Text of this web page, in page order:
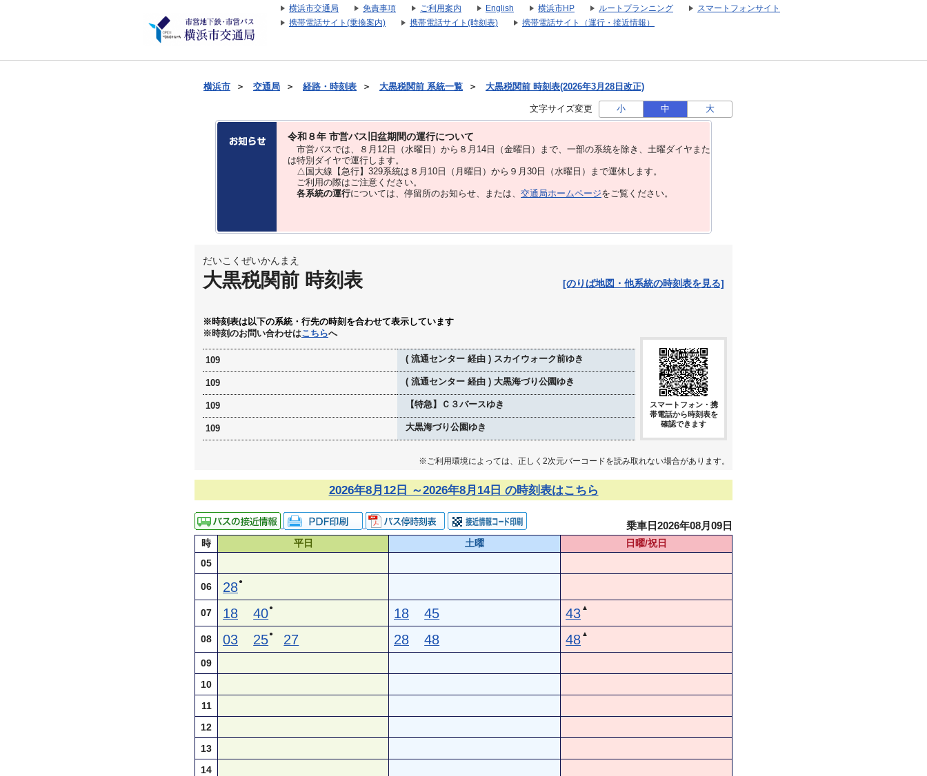
横浜市交通局 免責事項 ご利用案内 English 横浜市HP ルートプランニング
スマートフォンサイト
携帯電話サイト(乗換案内)
携帯電話サイト(時刻表) 携帯電話サイト（運行・接近情報）
横浜市 ＞ 交通局 ＞ 経路・時刻表 ＞ 大黒税関前 系統一覧 ＞ 大黒税関前 時刻表(2026年3月28日改正)
文字サイズ変更 小 中 大
令和８年 市営バス旧盆期間の運行について
市営バスでは、８⽉12⽇（水曜日）から８⽉14⽇（金曜日）まで、⼀部の系統を除き、⼟曜ダイヤまた
は特別ダイヤで運⾏します。
△国大線【急行】329系統は８月10日（月曜日）から９月30日（水曜日）まで運休します。
ご利用の際はご注意ください。
各系統の運行については、停留所のお知らせ、または、 交通局ホームページをご覧ください。
だいこくぜいかんまえ
大黒税関前 時刻表 [のりば地図・他系統の時刻表を見る]
※時刻表は以下の系統・行先の時刻を合わせて表示しています
※時刻のお問い合わせはこちらへ
109 ( 流通センター 経由 ) スカイウォーク前ゆき
109 ( 流通センター 経由 ) 大黒海づり公園ゆき
109 【特急】Ｃ３バースゆき
109 大黒海づり公園ゆき
スマートフォン・携
帯電話から時刻表を
確認できます
※ご利用環境によっては、正しく2次元バーコードを読み取れない場合があります。
2026年8月12日 ～2026年8月14日 の時刻表はこちら
乗車日2026年08月09日
時 平日 土曜
日曜/祝日
05
06 28●
07 18 40● 18 45 43 ▲
08 03 25● 27 28 48 48 ▲
09
10
11
12
13
14